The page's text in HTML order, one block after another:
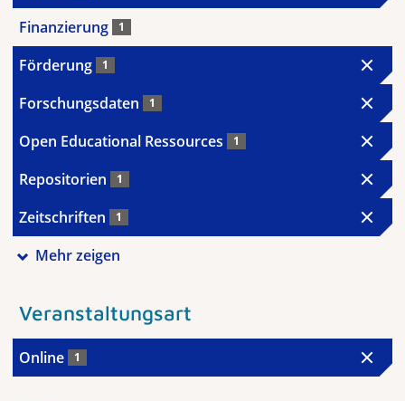
Finanzierung 1
Förderung 1
Forschungsdaten 1
Open Educational Ressources 1
Repositorien 1
Zeitschriften 1
Mehr zeigen
Veranstaltungsart
Online 1